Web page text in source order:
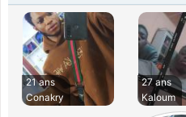
21 ans
Conakry
27 ans
Kaloum